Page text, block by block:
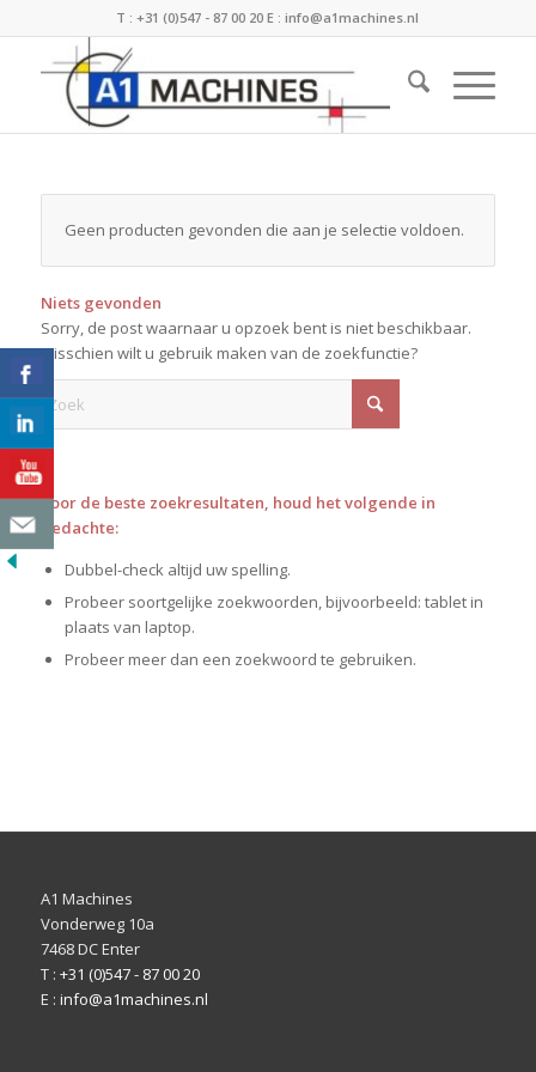
T :+31 (0)547 - 87 00 20 E :info@a1machines.nl
Geen producten gevonden die aan je selectie voldoen.
Niets gevonden
Sorry, de post waarnaar u opzoek bent is niet beschikbaar.
Misschien wilt u gebruik maken van de zoekfunctie?
Voor de beste zoekresultaten, houd het volgende in
gedachte:
Dubbel-check altijd uw spelling.
Probeer soortgelijke zoekwoorden, bijvoorbeeld: tablet in
plaats van laptop.
Probeer meer dan een zoekwoord te gebruiken.
A1 Machines
Vonderweg 10a
7468 DC Enter
T : +31 (0)547 - 87 00 20
E : info@a1machines.nl